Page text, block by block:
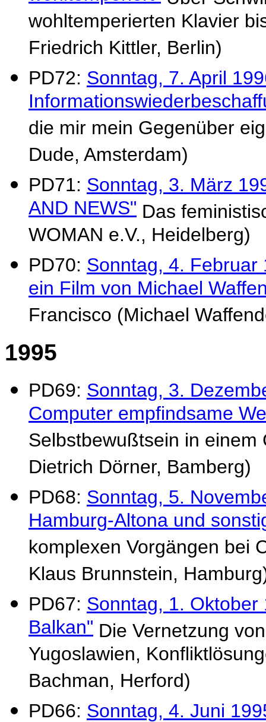
wohltemperierten Klavier
Friedrich Kittler, Berlin)
PD72: Sonntag, 7. April
die mir mein Gegenüber
Dude, Amsterdam)
PD71: Sonntag, 3. März
AND NEWS" Das
WOMAN e.V., Heidelberg)
PD70: Sonntag, 4. Februar
ein Film von Michael
Francisco (Michael
1995
PD69: Sonntag, 3.
Computer empfindsame
Selbstbewußtsein in
Dietrich Dörner, Bamberg)
PD68: Sonntag, 5.
Hamburg-Altona und
komplexen Vorgängen bei
Klaus Brunnstein,
PD67: Sonntag, 1.
Balkan" Die Vernetzung
Yugoslawien,
Bachman, Herford)
PD66: Sonntag, 4. Juni